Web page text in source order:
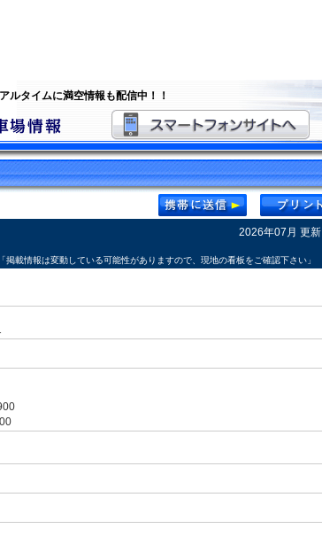
ルタイムに満空情報も配信中！！
2026年07月 更新
「掲載情報は変動している可能性がありますので、現地の看板をご確認下さい」